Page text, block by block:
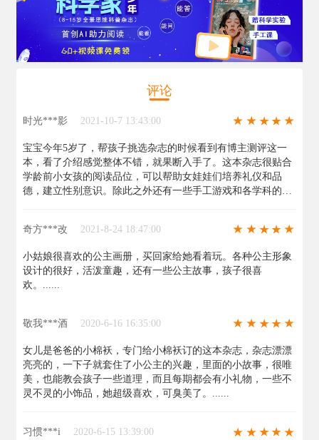
评论
时光***影 2021-10-7 13:43:00
宝宝今年5岁了，帮孩子挑选杂志的时候看到有博主测评这一
本，看了介绍感觉整体不错，就果断入手了。这本杂志很贴合
学龄前小女孩的阅读品位，可以帮助女娃娃们培养礼仪和品
德，建立性别意识。除此之外还有一些手工游戏和各学科的启
奇方***改
2021-8-24 18:47:00
小姑娘很喜欢的公主画册，买回家给她看着玩。各种公主形象
设计的很好，活泼童趣，还有一些公主故事，孩子很喜
欢。......
敬我***酒 2020-6-16 16:35:00
女儿是爸爸的小棉袄，专门给小棉袄订的这本杂志，杂志漂漂
亮亮的，一下子就套住了小公主的兴趣，里面的小故事，很唯
美，也能教会孩子一些道理，而且每期都会有小礼物，一些不
灵不灵的小饰品，她超级喜欢，可臭美了。......
习惯***i 2020-6-15 13:39:00